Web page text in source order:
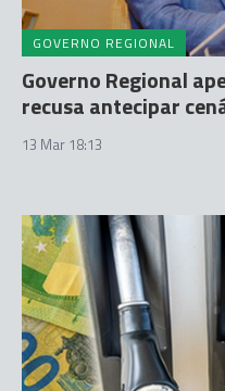
GOVERNO REGIONAL
Governo Regional
recusa antecipar
13 Mar 18:13